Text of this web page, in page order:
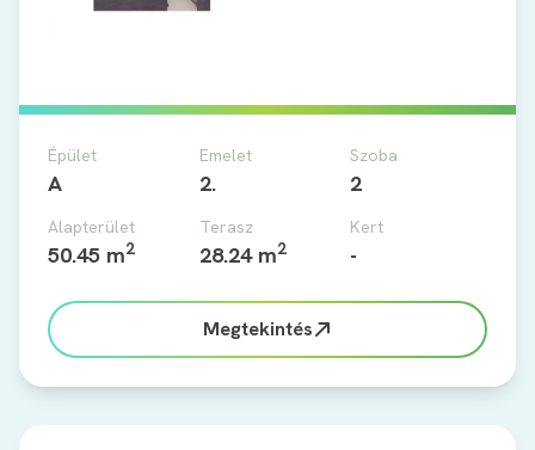
Épület
A
Emelet
2.
Szoba
2
Alapterület
50.45 m2
Terasz
28.24 m2
Kert
-
Megtekintés